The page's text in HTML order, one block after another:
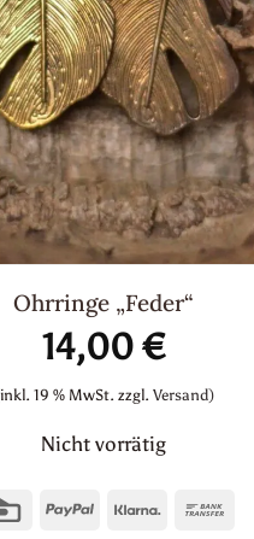
Ohrringe „Feder“
14,00€
19 % MwSt. zzgl. Versand)
Nicht vorrätig
Credit PayPal Klarna